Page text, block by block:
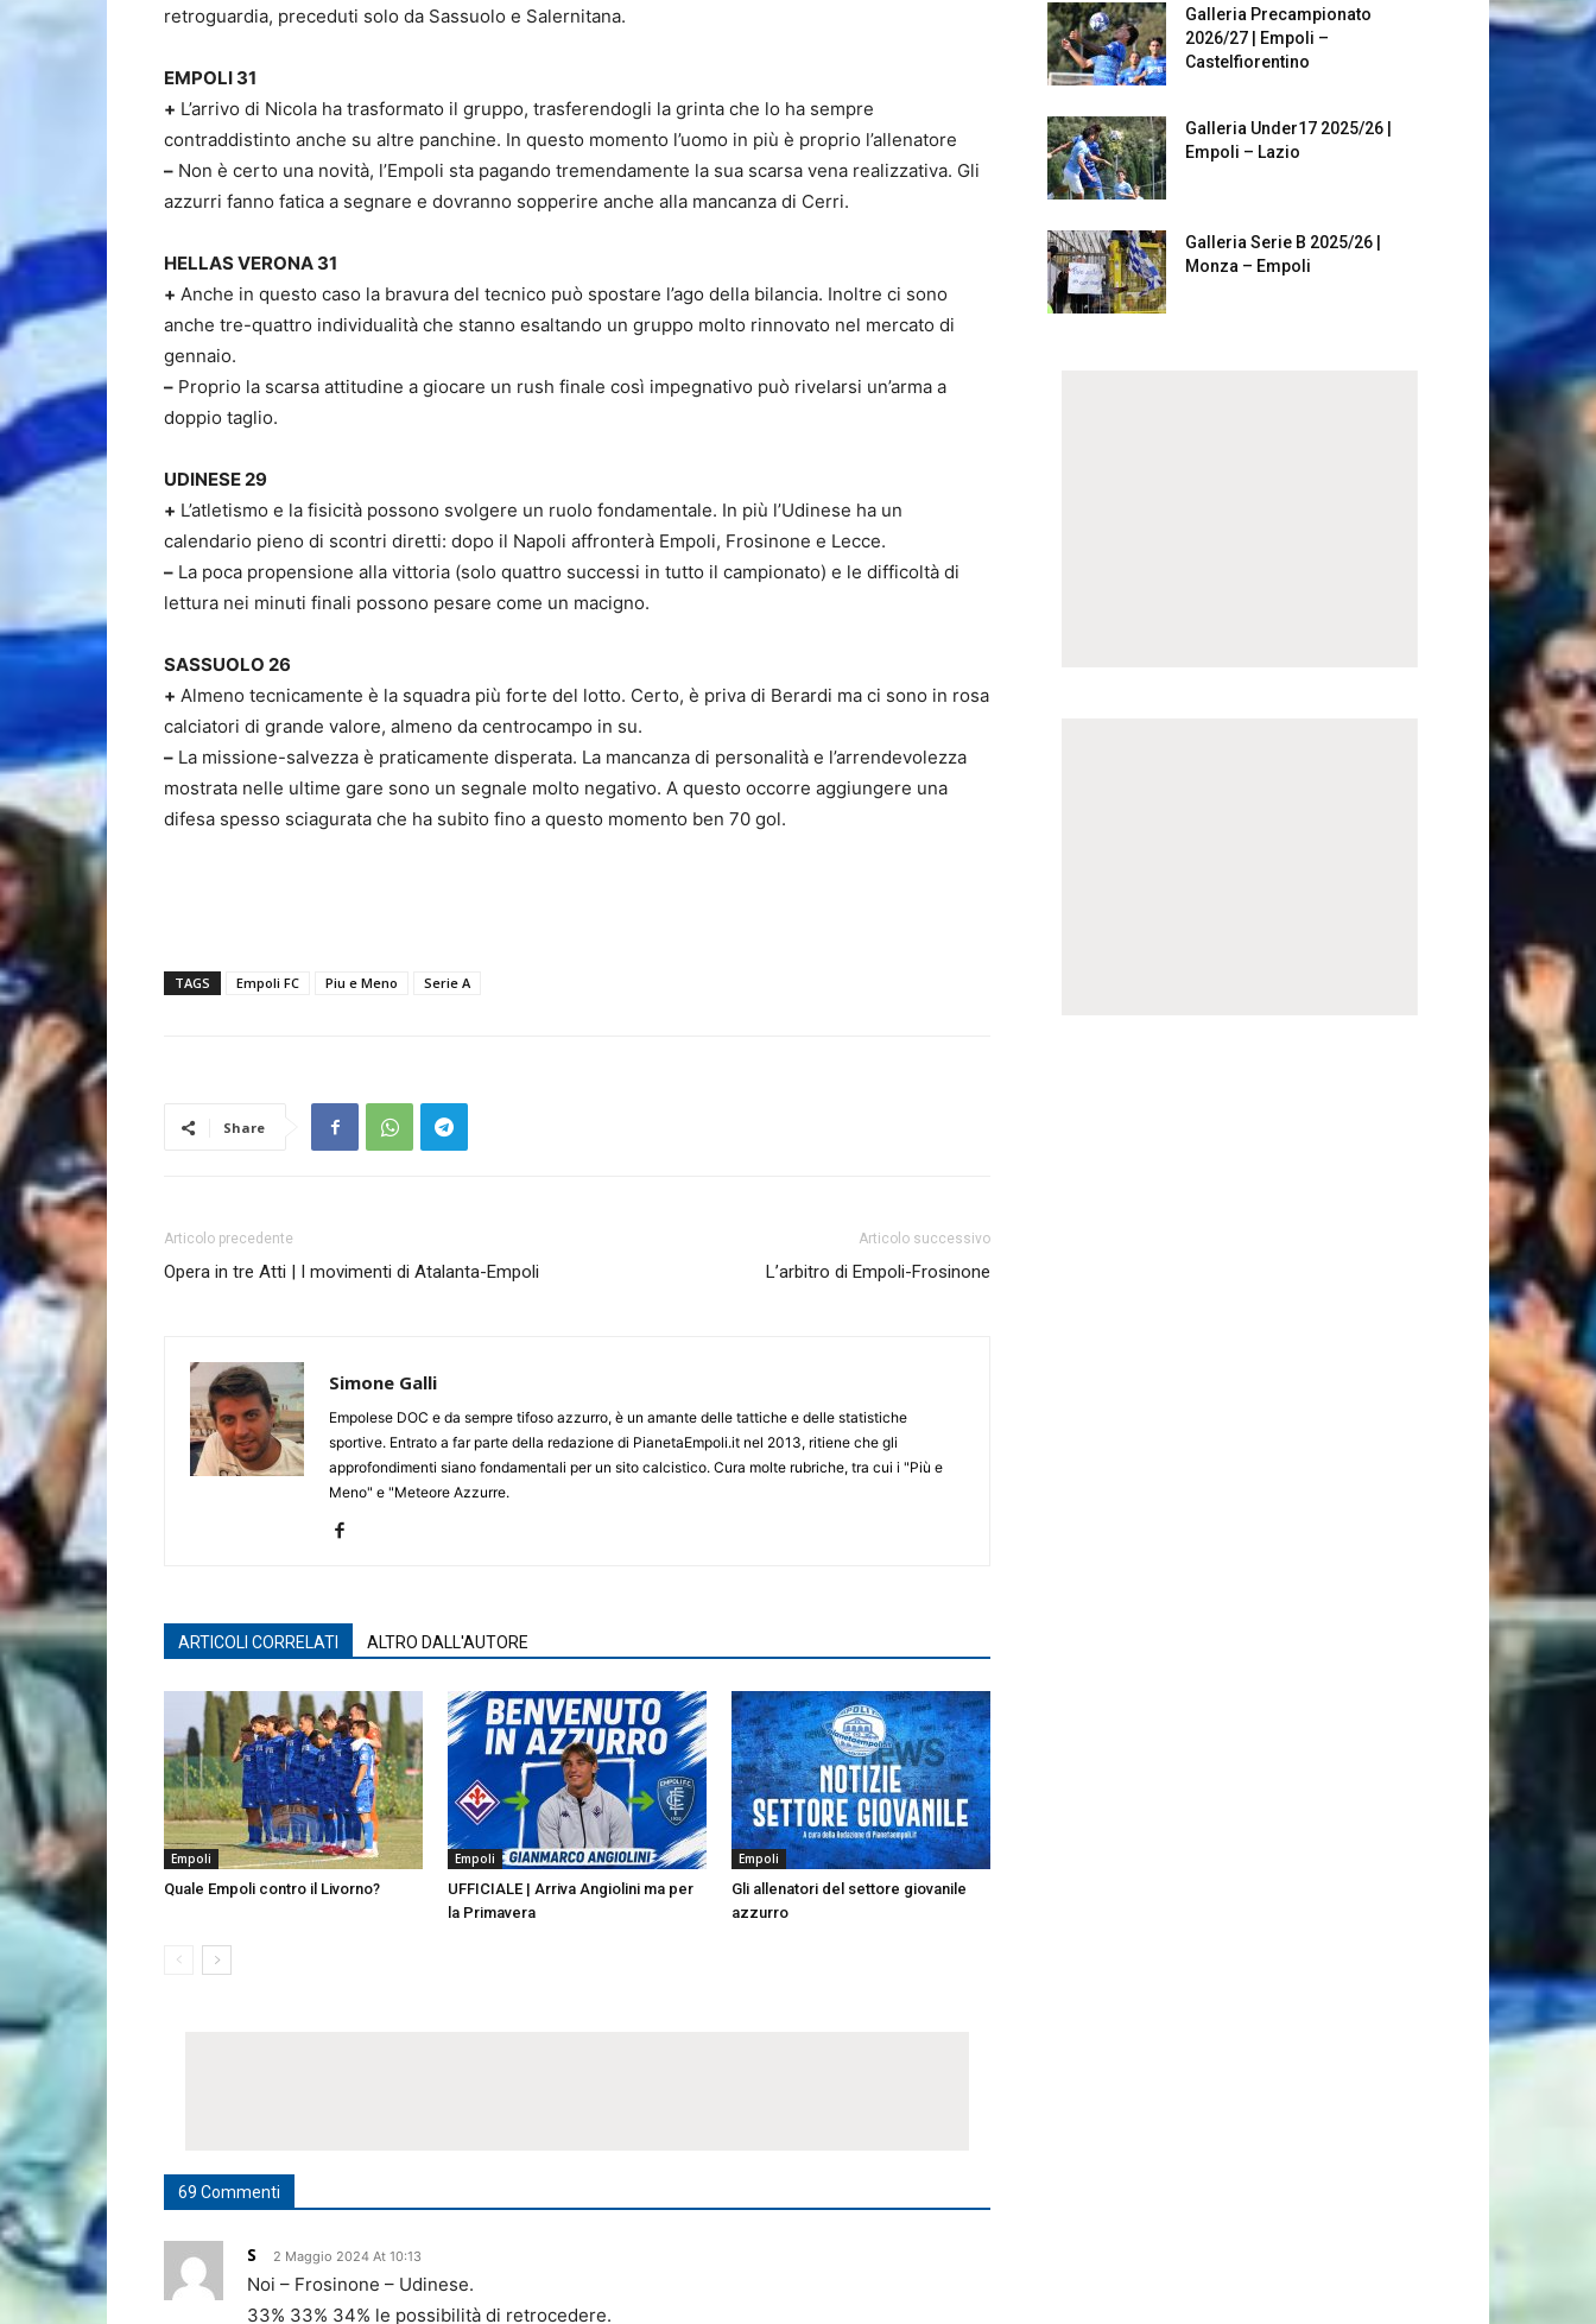
retroguardia, preceduti solo da Sassuolo e Salernitana.
EMPOLI 31
+ L’arrivo di Nicola ha trasformato il gruppo, trasferendogli la grinta che lo ha sempre
contraddistinto anche su altre panchine. In questo momento l’uomo in più è proprio l’allenatore
– Non è certo una novità, l’Empoli sta pagando tremendamente la sua scarsa vena realizzativa. Gli
azzurri fanno fatica a segnare e dovranno sopperire anche alla mancanza di Cerri.
HELLAS VERONA 31
+ Anche in questo caso la bravura del tecnico può spostare l’ago della bilancia. Inoltre ci sono
anche tre-quattro individualità che stanno esaltando un gruppo molto rinnovato nel mercato di
gennaio.
– Proprio la scarsa attitudine a giocare un rush finale così impegnativo può rivelarsi un’arma a
doppio taglio.
UDINESE 29
+ L’atletismo e la fisicità possono svolgere un ruolo fondamentale. In più l’Udinese ha un
calendario pieno di scontri diretti: dopo il Napoli affronterà Empoli, Frosinone e Lecce.
– La poca propensione alla vittoria (solo quattro successi in tutto il campionato) e le difficoltà di
lettura nei minuti finali possono pesare come un macigno.
SASSUOLO 26
+ Almeno tecnicamente è la squadra più forte del lotto. Certo, è priva di Berardi ma ci sono in rosa
calciatori di grande valore, almeno da centrocampo in su.
– La missione-salvezza è praticamente disperata. La mancanza di personalità e l’arrendevolezza
mostrata nelle ultime gare sono un segnale molto negativo. A questo occorre aggiungere una
difesa spesso sciagurata che ha subito fino a questo momento ben 70 gol.
TAGS Empoli FC Piu e Meno Serie A
Share
Articolo precedente
Opera in tre Atti | I movimenti di Atalanta-Empoli
Articolo successivo
L’arbitro di Empoli-Frosinone
Simone Galli
Empolese DOC e da sempre tifoso azzurro, è un amante delle tattiche e delle statistiche
sportive. Entrato a far parte della redazione di PianetaEmpoli.it nel 2013, ritiene che gli
approfondimenti siano fondamentali per un sito calcistico. Cura molte rubriche, tra cui i "Più e
Meno" e "Meteore Azzurre.
ARTICOLI CORRELATI ALTRO DALL'AUTORE
Empoli
Quale Empoli contro il Livorno?
Empoli
UFFICIALE | Arriva Angiolini ma per
la Primavera
Empoli
Gli allenatori del settore giovanile
azzurro
69 Commenti
S 2 Maggio 2024 At 10:13
Noi – Frosinone – Udinese.
33% 33% 34% le possibilità di retrocedere.
Galleria Precampionato
2026/27 | Empoli –
Castelfiorentino
Galleria Under17 2025/26 |
Empoli – Lazio
Galleria Serie B 2025/26 |
Monza – Empoli